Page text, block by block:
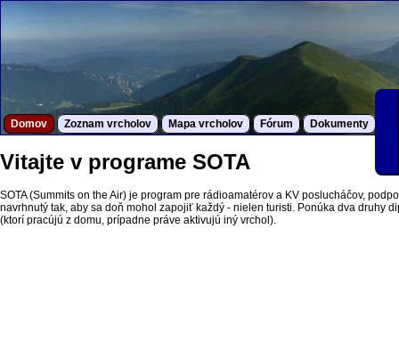
Domov Zoznam vrcholov Mapa vrcholov Fórum Dokumenty
Vitajte v programe SOTA
SOTA (Summits on the Air) je program pre rádioamatérov a KV poslucháčov,
navrhnutý tak, aby sa doň mohol zapojiť každý - nielen turisti. Ponúka dva druhy
(ktorí pracújú z domu, prípadne práve aktivujú iný vrchol).